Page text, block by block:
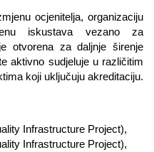
ocjenitelja, organizaciju
iskustava vezano za
otvorena za daljnje širenje
aktivno sudjeluje u različitim
koji uključuju akreditaciju.
Infrastructure Project),
Infrastructure Project),